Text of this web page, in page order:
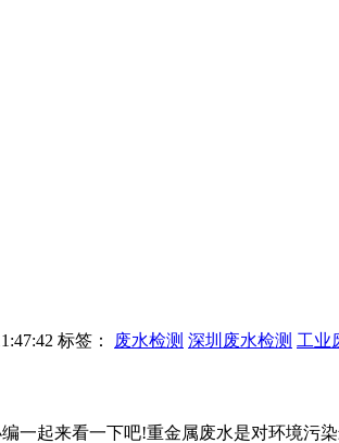
标签： 废水检测 深圳废水检测 工业
起来看一下吧!重金属废水是对环境污